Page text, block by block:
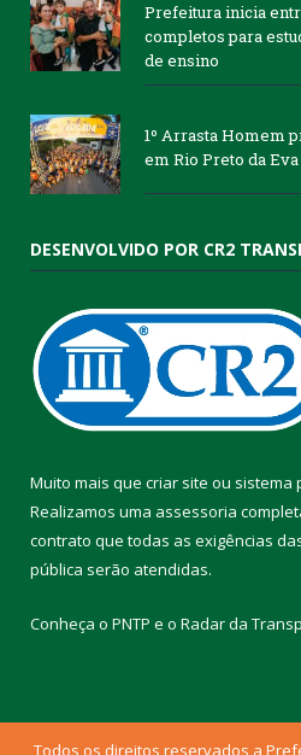
Prefeitura inicia
completos para
de ensino
1º Arrasta Homem
em Rio Preto da Eva
DESENVOLVIDO POR CR2
Muito mais que criar site ou sistema
Realizamos uma assessoria
contrato que todas as exigências
pública serão atendidas.
Conheça o PNTP e o Radar da